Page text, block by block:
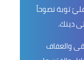
توبة نصوحاً
دينك.
والعفاف